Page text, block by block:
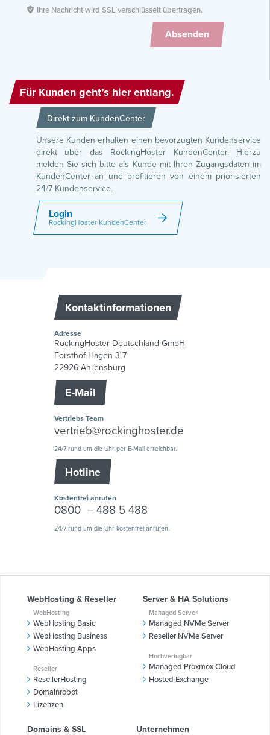
Ihre Nachricht wird SSL verschlüsselt übertragen.
Für Kunden geht’s hier entlang.
Direkt zum KundenCenter
Unsere Kunden erhalten einen bevorzugten Kundenservice
direkt über das RockingHoster KundenCenter. Hierzu
melden Sie sich bitte als Kunde mit Ihren Zugangsdaten im
KundenCenter an und profitieren von einem priorisierten
24/7 Kundenservice.
Login
RockingHoster KundenCenter
Kontaktinformationen
Adresse
RockingHoster Deutschland GmbH
Forsthof Hagen 3-7
22926 Ahrensburg
E-Mail
Vertriebs Team
vertrieb@rockinghoster.de
24/7 rund um die Uhr per E-Mail erreichbar.
Hotline
Kostenfrei anrufen
0800 – 488 5 488
24/7 rund um die Uhr kostenfrei anrufen.
WebHosting & Reseller
WebHosting
WebHosting Basic
WebHosting Business
WebHosting Apps
Reseller
ResellerHosting
Domainrobot
Lizenzen
Server & HA Solutions
Managed Server
Managed NVMe Server
Reseller NVMe Server
Hochverfügbar
Managed Proxmox Cloud
Hosted Exchange
Domains & SSL Unternehmen